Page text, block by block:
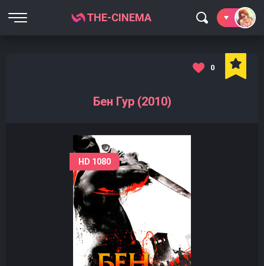
THE-CINEMA
Бен Гур (2010)
0
HD 1080